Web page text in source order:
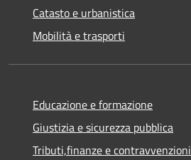
Catasto e urbanistica
Mobilità e trasporti
Educazione e formazione
Giustizia e sicurezza pubblica
Tributi,finanze e contravvenzioni